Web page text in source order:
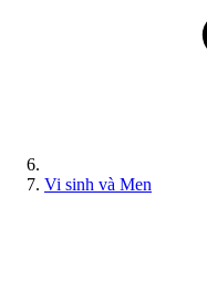
Vi sinh và Men